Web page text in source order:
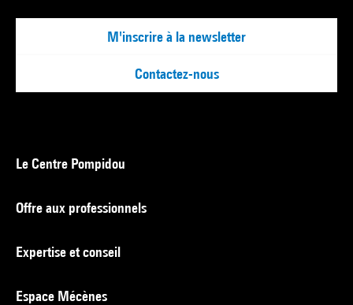
M'inscrire à la newsletter
Contactez-nous
Le Centre Pompidou
Offre aux professionnels
Expertise et conseil
Espace Mécènes